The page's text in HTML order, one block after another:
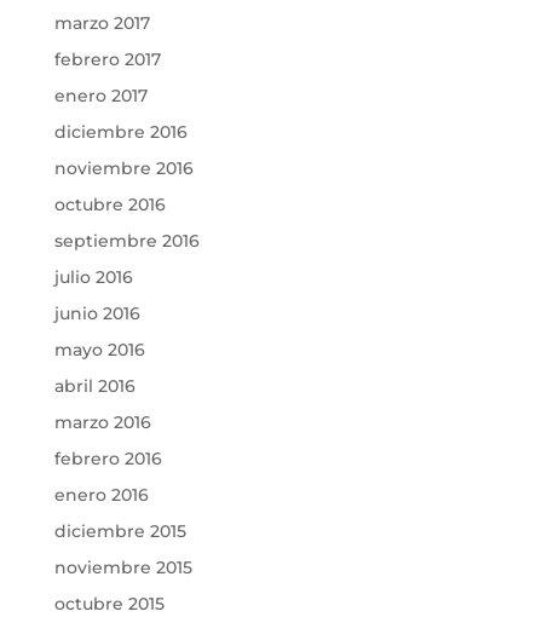
marzo 2017
febrero 2017
enero 2017
diciembre 2016
noviembre 2016
octubre 2016
septiembre 2016
julio 2016
junio 2016
mayo 2016
abril 2016
marzo 2016
febrero 2016
enero 2016
diciembre 2015
noviembre 2015
octubre 2015